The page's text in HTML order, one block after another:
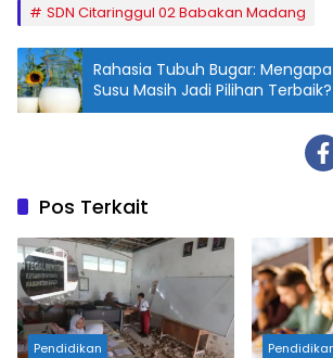
SDN Citaringgul 02 Babakan Madang
Rahasia Tubuh Bugar:
Susu Masih Jadi Pilihan Terbaik?
Pos Terkait
Pendidikan